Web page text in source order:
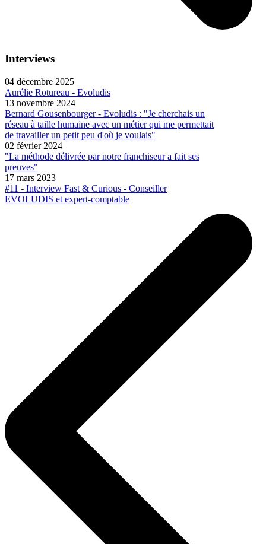
Interviews
04 décembre 2025
Aurélie Rotureau - Evoludis
13 novembre 2024
Bernard Gousenbourger - Evoludis : "Je cherchais un
réseau à taille humaine avec un métier qui me permettait
de travailler un petit peu d'où je voulais"
02 février 2024
"La méthode délivrée par notre franchiseur a fait ses
preuves"
17 mars 2023
#11 - Interview Fast & Curious - Conseiller
EVOLUDIS et expert-comptable